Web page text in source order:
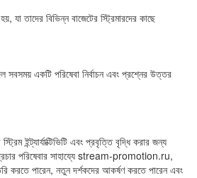
যা তাদের বিভিন্ন বাজেটের স্ট্রিমারদের কাছে
একটি পরিষেবা নির্বাচন এবং প্রশ্নের উত্তর
ইন্ট্যার্যাক্টিভিটি এবং প্রবৃত্তি বৃদ্ধি করার জন্য
পরিষেবার সাহায্যে stream-promotion.ru,
করতে পারেন, নতুন দর্শকদের আকর্ষণ করতে পারেন এবং